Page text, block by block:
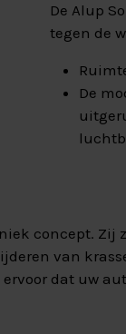
De Alup
tegen de
De
concept. Zij
van
dat uw